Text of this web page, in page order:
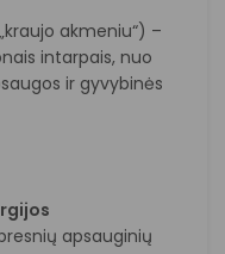
akmeniu“) –
intarpais, nuo
ir gyvybinės
apsauginių